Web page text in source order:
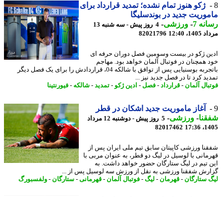
ژکو هنوز تمام نشده؛ تمدید قرارداد برای
جدید در بوندسلیگا
7
-ورزشی-
4 روز پیش - سه شنبه 13
12:40
82021796
ژکو در بیست وسومین فصل دوران حرفه ای
همچنان در فوتبال آلمان خواهد بود. مهاجم
باتجربه بوسنیایی پس از توافق با شالکه 04، قراردادش را برای یک فصل دیگر
کرد تا در فصل جدید نیز ...
آلمان-قرارداد -فصل-ادین ژکو-تمدید-شالکه-فیورنتینا
آغاز ماموریت جدید اشکان در قطر
-ورزشی-
5 روز پیش - دوشنبه 12 مرداد
82017462
ورزشی کاپیتان سابق تیم ملی ایران پس از
با لوسیل در لیگ دو قطر، به عنوان مربی با
تیم در لیگ ستارگان حضور خواهد داشت. به
شفقنا ورزشی به نقل از ورزش سه لوسیل پس از ...
ستارگان -قهرمان -لیگ-فوتبال آلمان-قهرمانی-ستارگان -ولفسبورگ